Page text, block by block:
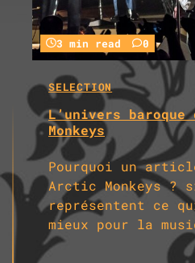
3 min read 0
SELECTION
L’univers
Monkeys
Pourquoi un
Arctic Monkeys ?
représentent ce
mieux pour la